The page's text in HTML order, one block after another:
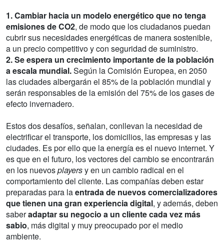
1. Cambiar hacia un modelo energético que no tenga
emisiones de CO2, de modo que los ciudadanos puedan
cubrir sus necesidades energéticas de manera sostenible,
a un precio competitivo y con seguridad de suministro.
2. Se espera un crecimiento importante de la población
a escala mundial.Según la Comisión Europea, en 2050
las ciudades albergarán el 85% de la población mundial y
serán responsables de la emisión del 75% de los gases de
efecto invernadero.
Estos dos desafíos, señalan, conllevan la necesidad de
electrificar el transporte, los domicilios, las empresas y las
ciudades. Es por ello que la energía es el nuevo internet. Y
es que en el futuro, los vectores del cambio se encontrarán
en los nuevosplayersy en un cambio radical en el
comportamiento del cliente. Las compañías deben estar
preparadas para laentrada de nuevos comercializadores
que tienen una gran experiencia digital, y además, deben
saberadaptar su negocio a un cliente cada vez más
sabio, más digital y muy preocupado por el medio
ambiente.